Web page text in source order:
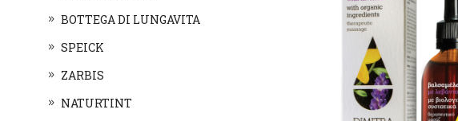
BOTTEGA DI LUNGAVITA
SPEICK
ZARBIS
NATURTINT